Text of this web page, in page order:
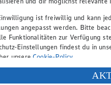
ist freiwillig und kann
angepasst werden. Bitte
Funktionalitäten zur Verfügung
Einstellungen findest du in
unsereCookie-Policy.
deiner personenbezogenen